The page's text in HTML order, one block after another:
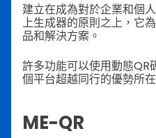
建立在成為對於企業和個
上生成器的原則之上，它
品和解決方案。
許多功能可以使用動態QR
個平台超越同行的優勢所在
ME-QR